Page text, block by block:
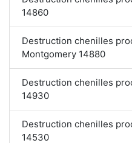
14860
Destruction chenilles
Montgomery 14880
Destruction chenilles
14930
Destruction chenilles
14530